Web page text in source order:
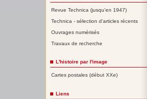
Revue Technica (jusqu'en 1947)
Technica - sélection d'articles récents
Ouvrages numérisés
Travaux de recherche
L'histoire par l'image
Cartes postales (début XXe)
Liens